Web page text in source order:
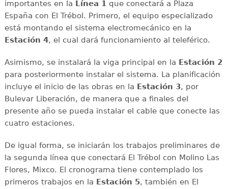
importantes en la Línea 1que conectará a Plaza
España con El Trébol. Primero, el equipo especializado
está montando el sistema electromecánico en la
Estación 4, el cual dará funcionamiento al teleférico.
Asimismo, se instalará la viga principal en la Estación 2
para posteriormente instalar el sistema. La planificación
incluye el inicio de las obras en la Estación 3, por
Bulevar Liberación, de manera que a finales del
presente año se pueda instalar el cable que conecte las
cuatro estaciones.
De igual forma, se iniciarán los trabajos preliminares de
la segunda línea que conectará El Trébol con Molino Las
Flores, Mixco. El cronograma tiene contemplado los
primeros trabajos en la Estación 5, también en El